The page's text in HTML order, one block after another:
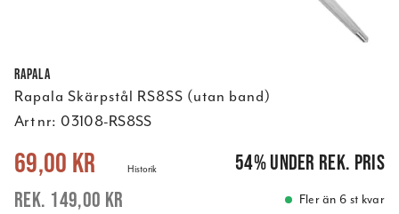
Rapala
Rapala Skärpstål RS8SS (utan band)
Art nr: 03108-RS8SS
Nuvarande pris: 149,00 kr
69,00 kr
149,00 kr
Historik 54%under rek. pris
Fler än 6 st kvar